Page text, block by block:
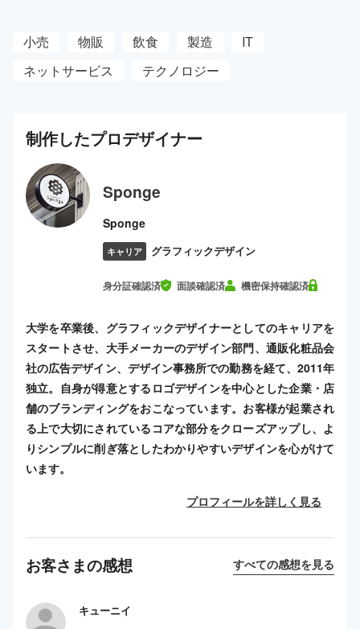
小売 物販 飲食 製造
IT
ネットサービス
テクノロジー
制作したプロデザイナー
Sponge
Sponge
キャリア グラフィックデザイン
身分証確認済 面談確認済 機密保持確認済
大学を卒業後、グラフィックデザイナーとしてのキャリアを
スタートさせ、大手メーカーのデザイン部門、通販化粧品会
社の広告デザイン、デザイン事務所での勤務を経て、2011年
独立。自身が得意とするロゴデザインを中心とした企業・店
舗のブランディングをおこなっています。お客様が起業され
る上で大切にされているコアな部分をクローズアップし、よ
りシンプルに削ぎ落としたわかりやすいデザインを心がけて
います。
プロフィールを詳しく見る
お客さまの感想 すべての感想を見る
キューニイ